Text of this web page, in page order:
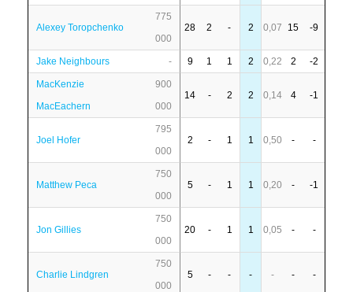
Alexey Toropchenko
775
000
28 2 - 2 0,07 15 -9
Jake Neighbours - 9 1 1 2 0,22 2 -2
MacKenzie
MacEachern
900
000
14 - 2 2 0,14 4 -1
Joel Hofer
795
000
2 - 1 1 0,50 - -
Matthew Peca
750
000
5 - 1 1 0,20 - -1
Jon Gillies
750
000
20 - 1 1 0,05 - -
Charlie Lindgren
750
000
5 - - - - - -